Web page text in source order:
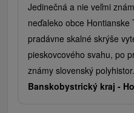
Jedinečná a nie veľmi
neďaleko obce Hontianske
pradávne skalné skrýše
pieskovcového svahu, po
známy slovenský
Banskobystrický kraj -